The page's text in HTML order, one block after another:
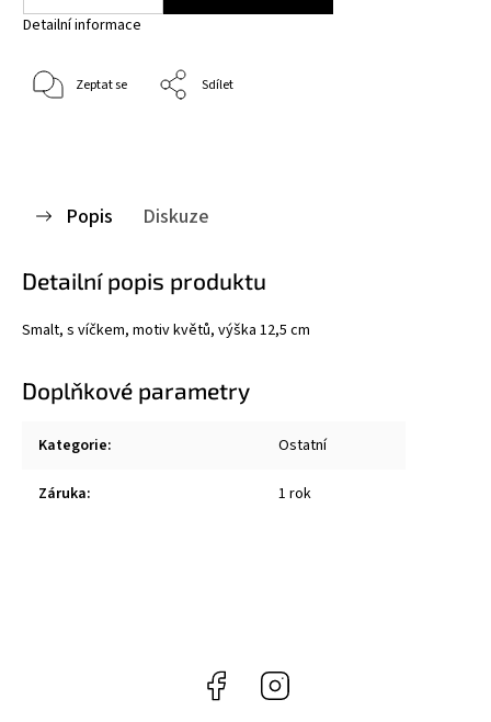
Detailní informace
Zeptat se Sdílet
Popis Diskuze
Detailní popis produktu
Smalt, s víčkem, motiv květů, výška 12,5 cm
Doplňkové parametry
Kategorie: Ostatní
Záruka: 1 rok
Facebook